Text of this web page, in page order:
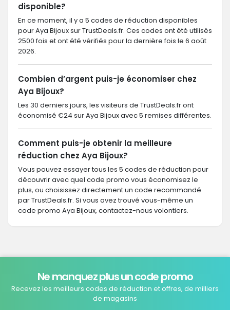
disponible?
En ce moment, il y a 5 codes de réduction disponibles
pour Aya Bijoux sur TrustDeals.fr. Ces codes ont été utilisés
2500 fois et ont été vérifiés pour la dernière fois le 6 août
2026.
Combien d’argent puis-je économiser chez
Aya Bijoux?
Les 30 derniers jours, les visiteurs de TrustDeals.fr ont
économisé €24 sur Aya Bijoux avec 5 remises différentes.
Comment puis-je obtenir la meilleure
réduction chez Aya Bijoux?
Vous pouvez essayer tous les 5 codes de réduction pour
découvrir avec quel code promo vous économisez le
plus, ou choisissez directement un code recommandé
par TrustDeals.fr. Si vous avez trouvé vous-même un
code promo Aya Bijoux, contactez-nous volontiers.
Ne manquez plus un code promo
Recevez les meilleurs codes de réduction et offres, de milliers
de magasins